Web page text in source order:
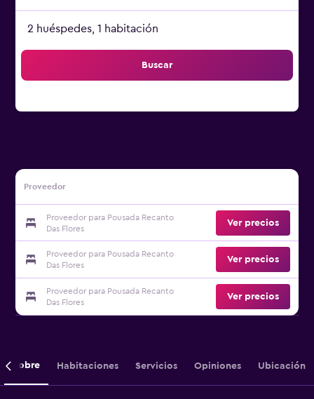
2 huéspedes, 1 habitación
Buscar
Proveedor
Proveedor para Pousada Recanto
Das Flores
Ver precios
Proveedor para Pousada Recanto
Das Flores
Ver precios
Proveedor para Pousada Recanto
Das Flores
Ver precios
Sobre Habitaciones Servicios Opiniones Ubicación